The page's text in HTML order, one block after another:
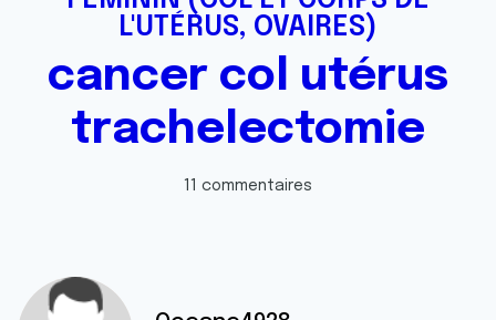
L'UTÉRUS, OVAIRES)
cancer col utérus
trachelectomie
11 commentaires